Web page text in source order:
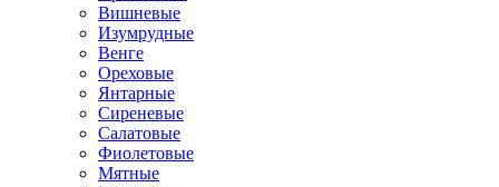
Вишневые
Изумрудные
Венге
Ореховые
Янтарные
Сиреневые
Салатовые
Фиолетовые
Мятные